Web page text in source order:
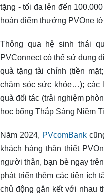
tặng - tối đa lên đến
hoàn điểm thưởng PVOne
Thông qua hệ sinh thái
PVConnect có thể sử dụng
quà tặng tài chính (tiền
chăm sóc sức khỏe…); các
quà đối tác (trải nghiệm
học bổng Thắp Sáng Niềm
Năm 2024, PVcomBank
khách hàng thân thiết
người thân, bạn bè ngay
phát triển thêm các tiện ích
chủ động gắn kết với nhau